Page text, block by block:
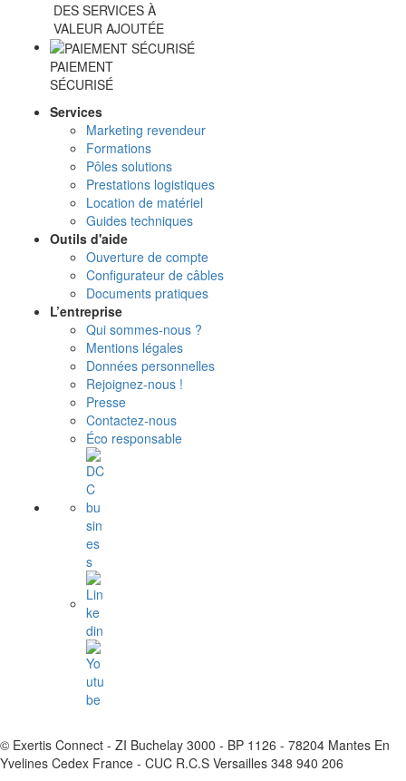
DES SERVICES À
VALEUR AJOUTÉE
PAIEMENT
SÉCURISÉ
Services
Marketing revendeur
Formations
Pôles solutions
Prestations logistiques
Location de matériel
Guides techniques
Outils d'aide
Ouverture de compte
Configurateur de câbles
Documents pratiques
L’entreprise
Qui sommes-nous ?
Mentions légales
Données personnelles
Rejoignez-nous !
Presse
Contactez-nous
Éco responsable
© Exertis Connect - ZI Buchelay 3000 - BP 1126 - 78204 Mantes En
Yvelines Cedex France - CUC R.C.S Versailles 348 940 206